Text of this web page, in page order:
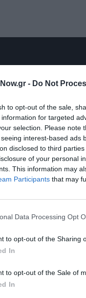
- Do Not
to opt-out of the sale,
for targeted
selection. Please note
interest-based ads
disclosed to third
of your personal
This information may
Participants that may
Data Processing Opt
to opt-out of the Sharing
In
to opt-out of the Sale of
In